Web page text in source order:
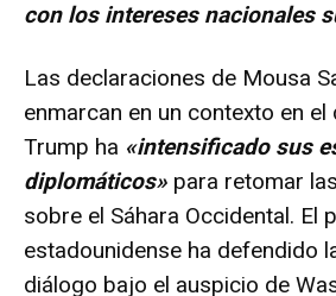
con los intereses nacionales
Las declaraciones de Mousa
enmarcan en un contexto en el
Trump ha «intensificado sus
diplomáticos» para retomar
sobre el Sáhara Occidental. El
estadounidense ha defendido
diálogo bajo el auspicio de